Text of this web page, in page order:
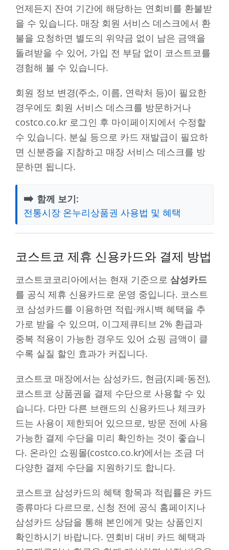
언제든지 잔여 기간에 해당하는 연회비를 환불받
을 수 있습니다. 매장 회원 서비스 데스크에서 환
불을 요청하면 별도의 위약금 없이 남은 금액을
돌려받을 수 있어, 가입 전 부담 없이 코스트코를
경험해 볼 수 있습니다.
회원 정보 변경(주소, 이름, 연락처 등)이 필요한
경우에도 회원 서비스 데스크를 방문하거나
costco.co.kr 로그인 후 마이페이지에서 수정할
수 있습니다. 분실 등으로 카드 재발급이 필요하
면 신분증을 지참하고 매장 서비스 데스크를 방
문하면 됩니다.
➡️ 함께 보기:
전통시장 온누리상품권 사용법 및 혜택
코스트코 제휴 신용카드와 결제 방법
코스트코코리아에서는 현재 기준으로 삼성카드
를 공식 제휴 신용카드로 운영 중입니다. 코스트
코 삼성카드를 이용하면 적립·캐시백 혜택을 추
가로 받을 수 있으며, 이그제큐티브 2% 환급과
중복 적용이 가능한 경우도 있어 쇼핑 금액이 클
수록 실질 할인 효과가 커집니다.
코스트코 매장에서는 삼성카드, 현금(지폐·동전),
코스트코 상품권을 결제 수단으로 사용할 수 있
습니다. 다만 다른 브랜드의 신용카드나 체크카
드는 사용이 제한되어 있으므로, 방문 전에 사용
가능한 결제 수단을 미리 확인하는 것이 좋습니
다. 온라인 쇼핑몰(costco.co.kr)에서는 조금 더
다양한 결제 수단을 지원하기도 합니다.
코스트코 삼성카드의 혜택 항목과 적립률은 카드
종류마다 다르므로, 신청 전에 공식 홈페이지나
삼성카드 상담을 통해 본인에게 맞는 상품인지
확인하시기 바랍니다. 연회비 대비 카드 혜택과